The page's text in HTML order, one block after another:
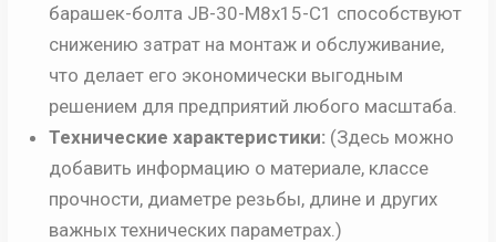
барашек-болта JB-30-M8x15-C1 способствуют
снижению затрат на монтаж и обслуживание,
что делает его экономически выгодным
решением для предприятий любого масштаба.
Технические характеристики:(Здесь можно
добавить информацию о материале, классе
прочности, диаметре резьбы, длине и других
важных технических параметрах.)